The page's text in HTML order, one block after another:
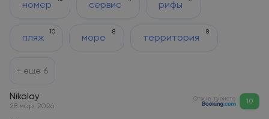
номер сервис рифы
пляж
10
море
8
территория
8
+ еще 6
Nikolay
28 мар. 2026
Отзыв туриста 10